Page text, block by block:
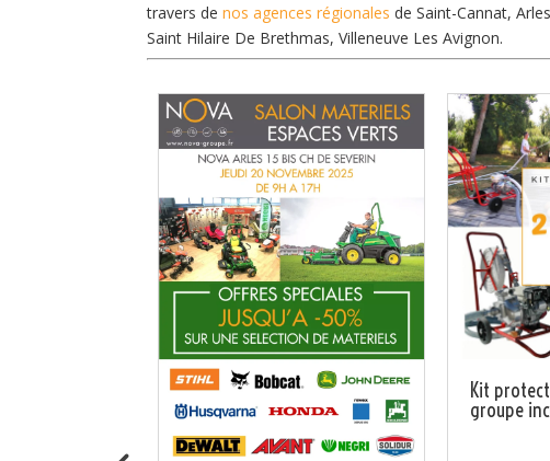
travers denos agences régionales de Saint-Cannat,
Saint Hilaire De Brethmas, Villeneuve Les Avignon.
Kit
groupe